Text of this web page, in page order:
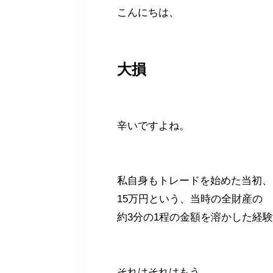
こんにちは、
大損
辛いですよね。
私自身もトレードを始めた当初、
15万円という、当時の全財産の
約3分の1程の金額を溶かした経験